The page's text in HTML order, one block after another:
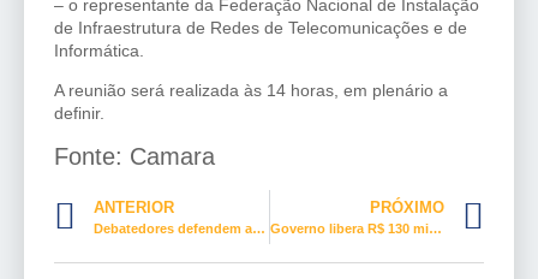
– o representante da Federação Nacional de Instalação
de Infraestrutura de Redes de Telecomunicações e de
Informática.
A reunião será realizada às 14 horas, em plenário a
definir.
Fonte: Camara
ANTERIOR
Debatedores defendem ações para inclusão de pessoas com Síndrome de Down
PRÓXIMO
Governo libera R$ 130 milhões para pescadores afetados por óleo do Nordeste